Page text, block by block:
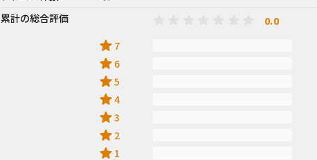
累計の総合評価
0.0
star 7
star 6
star5
star4
star3
star 2
star 1